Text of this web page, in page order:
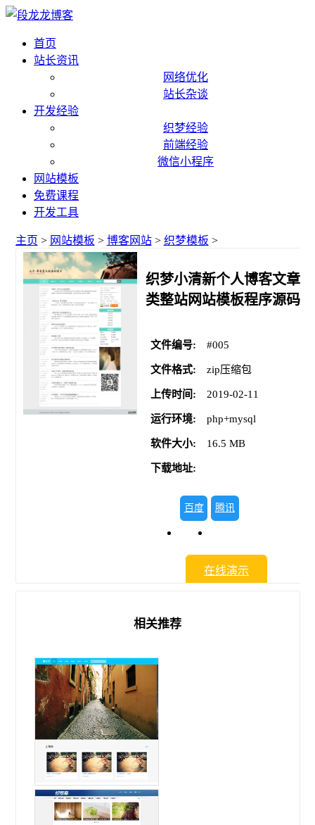
首页
站长资讯
网络优化
站长杂谈
开发经验
织梦经验
前端经验
微信小程序
网站模板
免费课程
开发工具
主页 > 网站模板 > 博客网站> 织梦模板 >
织梦小清新个人博客文章
类整站网站模板程序源码
文件编号: #005
文件格式: zip压缩包
上传时间: 2019-02-11
运行环境: php+mysql
软件大小: 16.5 MB
下载地址:
百度
网盘
腾讯
在线演示
相关推荐